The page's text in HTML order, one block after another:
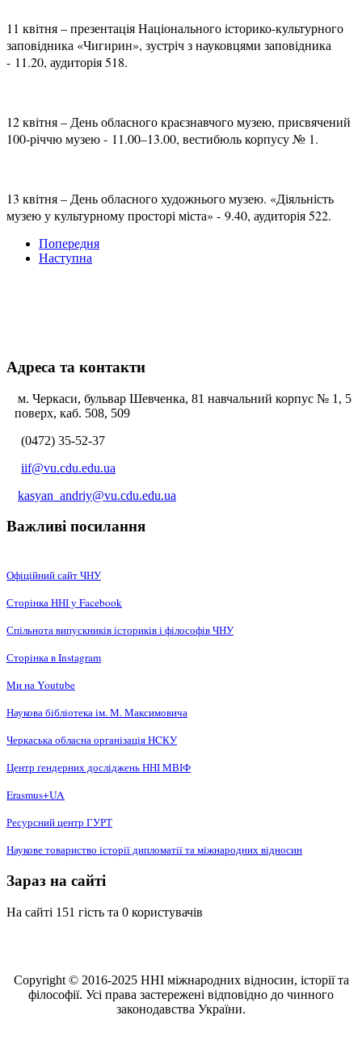
11 квітня – презентація Національного історико-культурного
заповідника «Чигирин», зустріч з науковцями заповідника
- 11.20, аудиторія 518.
12 квітня – День обласного краєзнавчого музею, присвячений
100-річчю музею - 11.00–13.00, вестибюль корпусу № 1.
13 квітня – День обласного художнього музею. «Діяльність
музею у культурному просторі міста» - 9.40, аудиторія 522.
Попередня
Наступна
Адреса та контакти
м. Черкаси, бульвар Шевченка, 81 навчальний корпус № 1, 5
поверх, каб. 508, 509
(0472) 35-52-37
iif@vu.cdu.edu.ua
kasyan_andriy@vu.cdu.edu.ua
Важливі посилання
Офіційний сайт ЧНУ
Сторінка ННІ у Facebook
Спільнота випускників істориків і філософів ЧНУ
Сторінка в Instagram
Ми на Youtube
Наукова бібліотека ім. М. Максимовича
Черкаська обласна організація НCКУ
Центр ґендерних досліджень ННІ МВІФ
Erasmus+UA
Ресурсний центр ГУРТ
Наукове товариство історії дипломатії та міжнародних відносин
Зараз на сайті
На сайті 151 гість та 0 користувачів
Copyright © 2016-2025 ННІ міжнародних відносин, історії та
філософії. Усі права застережені відповідно до чинного
законодавства України.